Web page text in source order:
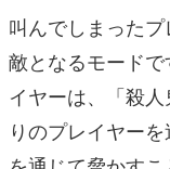
叫んでしまった
敵となるモード
イヤーは、「殺
りのプレイヤー